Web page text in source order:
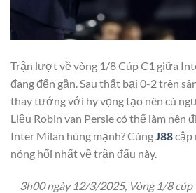
Trận lượt về vòng 1/8 Cúp C1 giữa
đang đến gần. Sau thất bại 0-2 trên
thay tướng với hy vọng tạo nên cú
Liệu Robin van Persie có thể làm nên
Inter Milan hùng mạnh? CùngJ88cập
nóng hổi nhất về trận đấu này.
3h00 ngày 12/3/2025, Vòng 1/8